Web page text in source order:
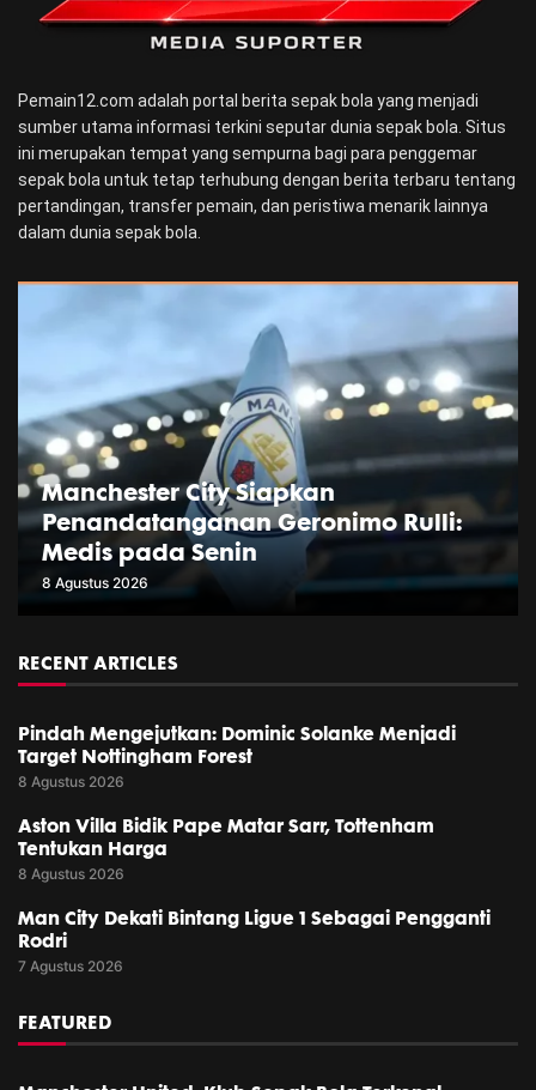
Pemain12.com adalah portal berita sepak bola yang menjadi
sumber utama informasi terkini seputar dunia sepak bola. Situs
ini merupakan tempat yang sempurna bagi para penggemar
sepak bola untuk tetap terhubung dengan berita terbaru tentang
pertandingan, transfer pemain, dan peristiwa menarik lainnya
dalam dunia sepak bola.
Manchester City Siapkan
Penandatanganan Geronimo Rulli:
Medis pada Senin
8 Agustus 2026
RECENT ARTICLES
Pindah Mengejutkan: Dominic Solanke Menjadi
Target Nottingham Forest
8 Agustus 2026
Aston Villa Bidik Pape Matar Sarr, Tottenham
Tentukan Harga
8 Agustus 2026
Man City Dekati Bintang Ligue 1 Sebagai Pengganti
Rodri
7 Agustus 2026
FEATURED